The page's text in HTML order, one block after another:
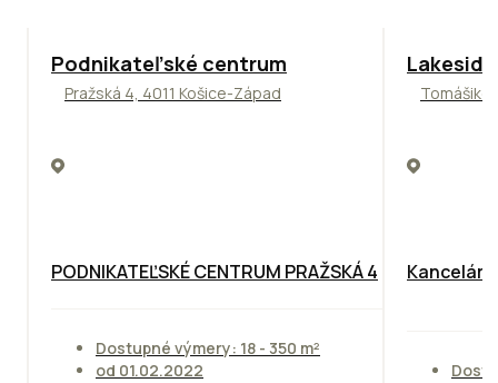
ODPORÚČAME
Podnikateľské centrum
Pražská 4, 4011 Košice-Západ
PODNIKATEĽSKÉ CENTRUM PRAŽSKÁ 4
Dostupné výmery: 18 - 350 m²
od 01.02.2022